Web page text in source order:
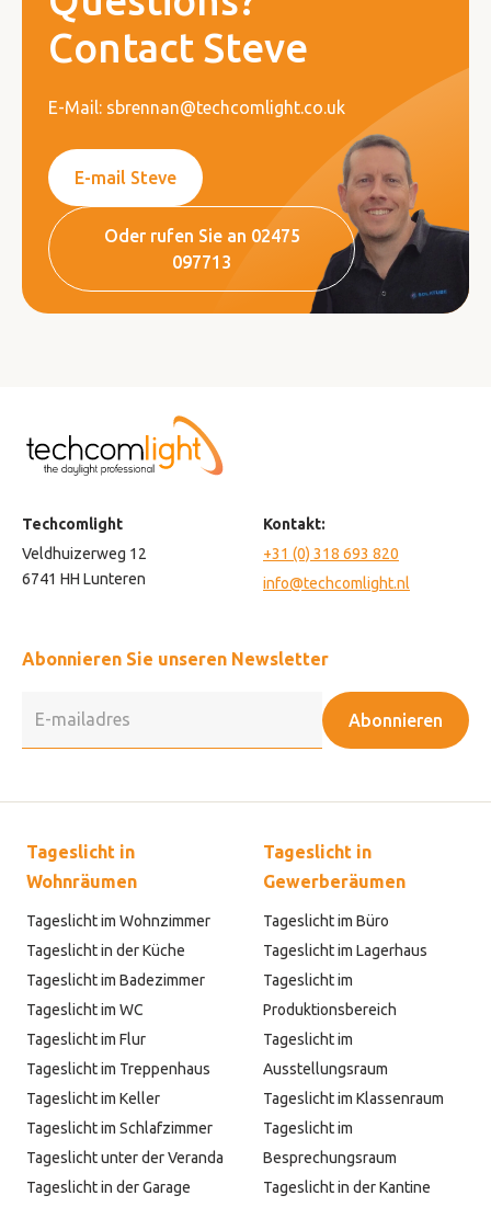
Contact Steve
E-Mail: sbrennan@techcomlight.co.uk
E-mail Steve
Oder rufen Sie an 02475
097713
Techcomlight
Veldhuizerweg 12
6741 HH Lunteren
Kontakt:
+31 (0) 318 693 820
info@techcomlight.nl
Abonnieren Sie unseren Newsletter
Abonnieren
Tageslicht in
Wohnräumen
Tageslicht im Wohnzimmer
Tageslicht in der Küche
Tageslicht im Badezimmer
Tageslicht im WC
Tageslicht im Flur
Tageslicht im Treppenhaus
Tageslicht im Keller
Tageslicht im Schlafzimmer
Tageslicht unter der Veranda
Tageslicht in der Garage
Tageslicht in
Gewerberäumen
Tageslicht im Büro
Tageslicht im Lagerhaus
Tageslicht im
Produktionsbereich
Tageslicht im
Ausstellungsraum
Tageslicht im Klassenraum
Tageslicht im
Besprechungsraum
Tageslicht in der Kantine